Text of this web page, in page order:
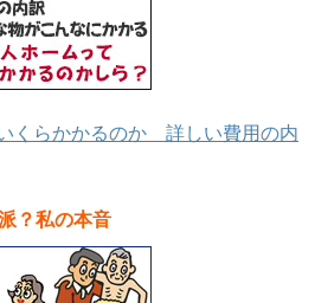
くらかかるのか 詳しい費用の内
？私の本音